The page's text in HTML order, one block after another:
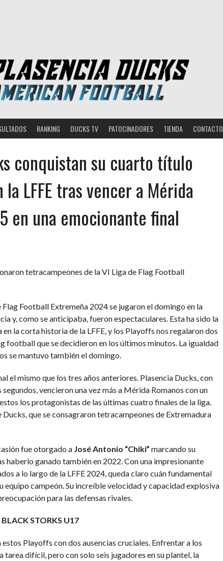
RANKING DUCKS TV PATOCINADORES TIENDA CONTACTO
conquistan su cuarto título
LFFE tras vencer a Mérida
en una emocionante final
tetracampeones de la VI Liga de Flag Football
Football Extremeña 2024 se jugaron el domingo en la
y, como se anticipaba, fueron espectaculares. Esta ha sido la
la corta historia de la LFFE, y los Playoffs nos regalaron dos
football que se decidieron en los últimos minutos. La igualdad
se mantuvo también el domingo.
el mismo que los tres años anteriores. Plasencia Ducks, con
vencieron una vez más a Mérida Romanos con un
los protagonistas de las últimas cuatro finales de la liga.
que se consagraron tetracampeones de Extremadura
fue otorgado a José Antonio “Chiki” marcando su
haberlo ganado también en 2022. Con una impresionante
a lo largo de la LFFE 2024, queda claro cuán fundamental
equipo campeón. Su increíble velocidad y capacidad explosiva
para las defensas rivales.
STORKS U17
Playoffs con dos ausencias cruciales. Enfrentar a los
tarea difícil, pero con solo seis jugadores en su plantel, la